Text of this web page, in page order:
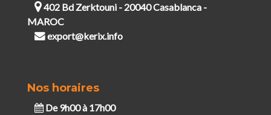
402 Bd Zerktouni - 20040 Casablanca -
MAROC
export@kerix.info
Nos horaires
De 9h00 à 17h00